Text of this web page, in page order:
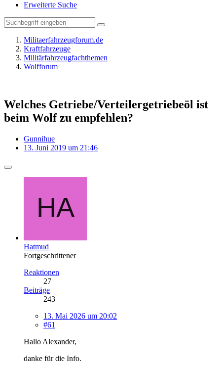
Erweiterte Suche
Militaerfahrzeugforum.de
Kraftfahrzeuge
Militärfahrzeugfachthemen
Wolfforum
Welches Getriebe/Verteilergetriebeöl ist
beim Wolf zu empfehlen?
Gunnihue
13. Juni 2019 um 21:46
Hatmud
Fortgeschrittener
Reaktionen
27
Beiträge
243
13. Mai 2026 um 20:02
#61
Hallo Alexander,
danke für die Info.